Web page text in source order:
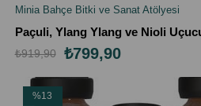
SEPETE EKLE
Minia Bahçe Bitki ve Sanat Atölyesi
₺799,90
₺919,90
%13